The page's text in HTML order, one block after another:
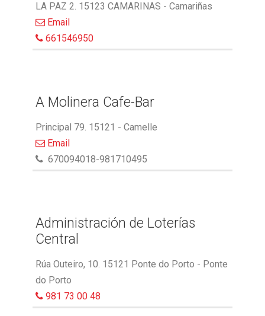
LA PAZ 2. 15123 CAMARINAS - Camariñas
Email
661546950
A Molinera Cafe-Bar
Principal 79. 15121 - Camelle
Email
670094018-981710495
Administración de Loterías
Central
Rúa Outeiro, 10. 15121 Ponte do Porto - Ponte
do Porto
981 73 00 48